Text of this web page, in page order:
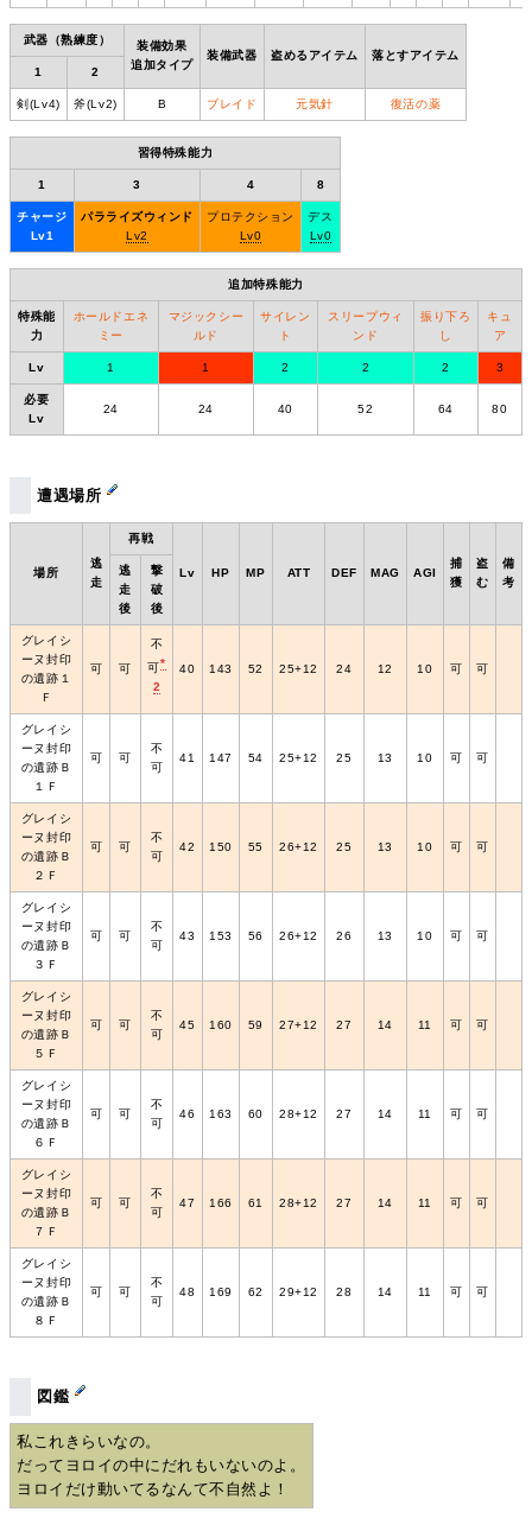
武器（熟練度）
装備効果
追加タイプ
装備武器 盗めるアイテム
落とすアイテム
1
2
剣(Lv4) 斧(Lv2) B ブレイド 元気針 復活の薬
習得特殊能力
1 3 4 8
チャージ
Lv1
パラライズウィンド
Lv2
プロテクション
Lv0
デス
Lv0
追加特殊能力
特殊能
力
ホールドエネ
ミー
マジックシー
ルド
サイレン
ト
スリープウィ
ンド
振り下ろ
し
キュ
ア
Lv 1 1 2 2 2 3
必要
Lv
24 24 40 52 64 80
遭遇場所
場所
逃
走
再戦
Lv HP MP ATT DEF MAG AGI
捕
獲
盗
む
備
考
逃
走
後
撃
破
後
グレイシ
ーヌ封印
の遺跡１
Ｆ
可 可
不
可*
2
40 143 52 25+12 24 12 10 可 可
グレイシ
ーヌ封印
の遺跡Ｂ
１Ｆ
可 可
不
可
41 147 54 25+12 25 13 10 可 可
グレイシ
ーヌ封印
の遺跡Ｂ
２Ｆ
可 可
不
可
42 150 55 26+12 25 13 10 可 可
グレイシ
ーヌ封印
の遺跡Ｂ
３Ｆ
可 可
不
可
43 153 56 26+12 26 13 10 可 可
グレイシ
ーヌ封印
の遺跡Ｂ
５Ｆ
可 可
不
可
45 160 59 27+12 27 14 11 可 可
グレイシ
ーヌ封印
の遺跡Ｂ
６Ｆ
可 可
不
可
46 163 60 28+12 27 14 11 可 可
グレイシ
ーヌ封印
の遺跡Ｂ
７Ｆ
可 可
不
可
47 166 61 28+12 27 14 11 可 可
グレイシ
ーヌ封印
の遺跡Ｂ
８Ｆ
可 可
不
可
48 169 62 29+12 28 14 11 可 可
図鑑
私これきらいなの。
だってヨロイの中にだれもいないのよ。
ヨロイだけ動いてるなんて不自然よ！